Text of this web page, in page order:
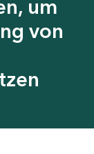
um
von